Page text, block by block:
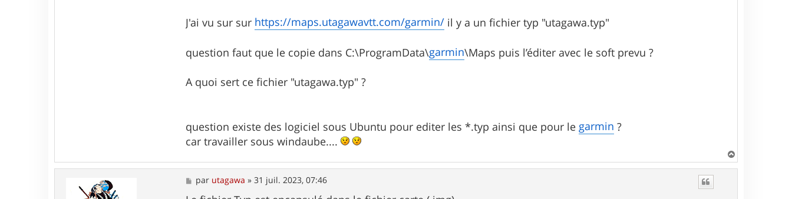
e
J'ai vu sur sur https://maps.utagawavtt.com/garmin/ il y a un fichier typ "utagawa.typ"
question faut que le copie dans C:\ProgramData\garmin\Maps puis l’éditer avec le soft prevu ?
A quoi sert ce fichier "utagawa.typ" ?
question existe des logiciel sous Ubuntu pour editer les *.typ ainsi que pour le garmin ?
car travailler sous windaube....
a
M
e
par utagawa »31 juil. 2023, 07:46